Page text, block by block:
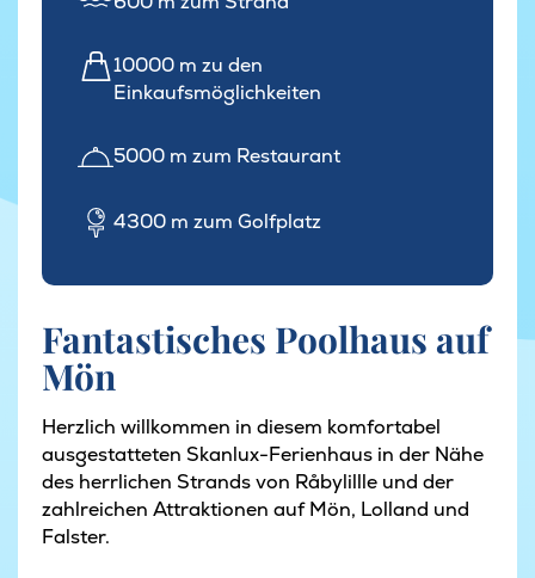
10000 m zu den
Einkaufsmöglichkeiten
5000 m zum Restaurant
4300 m zum Golfplatz
Fantastisches Poolhaus auf
Mön
Herzlich willkommen in diesem komfortabel
ausgestatteten Skanlux-Ferienhaus in der Nähe
des herrlichen Strands von Råbylillle und der
zahlreichen Attraktionen auf Mön, Lolland und
Falster.